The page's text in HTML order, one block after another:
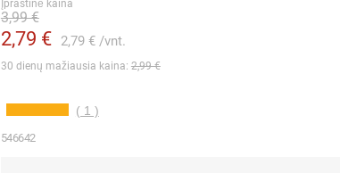
Įprastinė kaina
2,79 € 2,79 € vnt.
3,99 €
30 dienų mažiausia kaina: 2,99 €
( 1 )
546642